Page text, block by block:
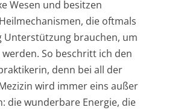
Wesen und besitzen
die oftmals
Unterstützung brauchen, um
So beschritt ich den
denn bei all der
wird immer eins außer
die wunderbare Energie, die